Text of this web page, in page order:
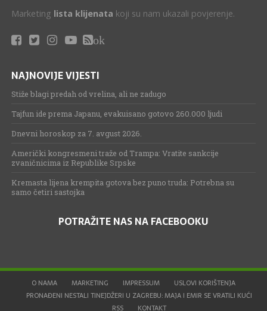
Marketing lista klijenata koji su nam ukazali povjerenje.
ok
NAJNOVIJE VIJESTI
Stiže blagi predah od vrelina, ali ne zadugo
Tajfun ide prema Japanu, evakuisano gotovo 260.000 ljudi
Dnevni horoskop za 7. avgust 2026.
Američki kongresmeni traže od Trampa: Vratite sankcije
zvaničnicima iz Republike Srpske
Kremasta lijena krempita gotova bez puno truda: Potrebna su
samo četiri sastojka
POTRAŽITE NAS NA FACEBOOKU
O NAMA MARKETING IMPRESSUM
USLOVI KORIŠTENJA
PRONAĐENI NESTALI TINEJDŽERI U ZAGREBU: MAJA I EMIR SE VRATILI KUĆI
RSS
KONTAKT